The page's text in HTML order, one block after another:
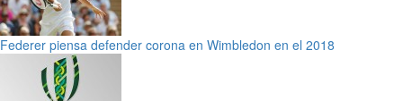
Federer piensa defender corona en Wimbledon en el 2018